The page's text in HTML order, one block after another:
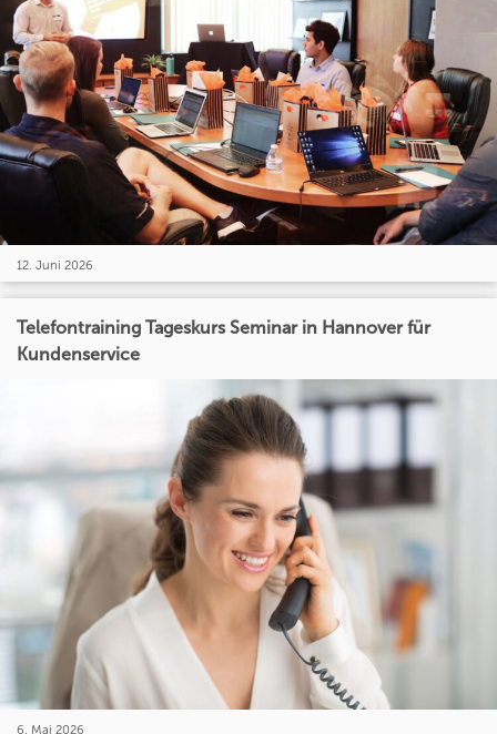
12. Juni 2026
Telefontraining Tageskurs Seminar in Hannover für
Kundenservice
6. Mai 2026